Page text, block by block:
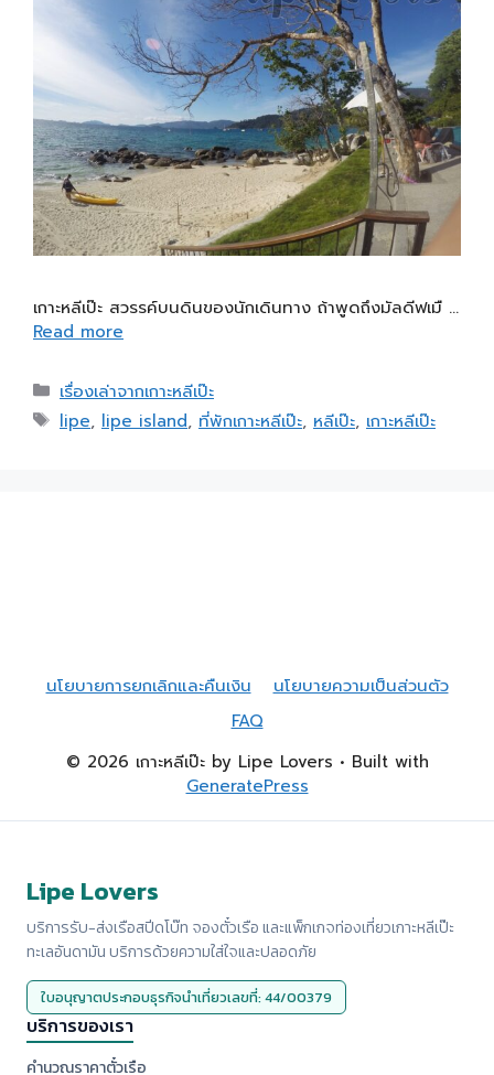
เกาะหลีเป๊ะ สวรรค์บนดินของนักเดินทาง ถ้าพูดถึงมัลดีฟเมื …
Read more
เรื่องเล่าจากเกาะหลีเป๊ะ
lipe, lipe island, ที่พักเกาะหลีเป๊ะ, หลีเป๊ะ, เกาะหลีเป๊ะ
นโยบายการยกเลิกและคืนเงิน
นโยบายความเป็นส่วนตัว
FAQ
© 2026 เกาะหลีเป๊ะ by Lipe Lovers • Built with
GeneratePress
Lipe Lovers
บริการรับ-ส่งเรือสปีดโบ๊ท จองตั๋วเรือ และแพ็กเกจท่องเที่ยวเกาะหลีเป๊ะ
ทะเลอันดามัน บริการด้วยความใส่ใจและปลอดภัย
ใบอนุญาตประกอบธุรกิจนำเที่ยวเลขที่: 44/00379
บริการของเรา
คำนวณราคาตั๋วเรือ